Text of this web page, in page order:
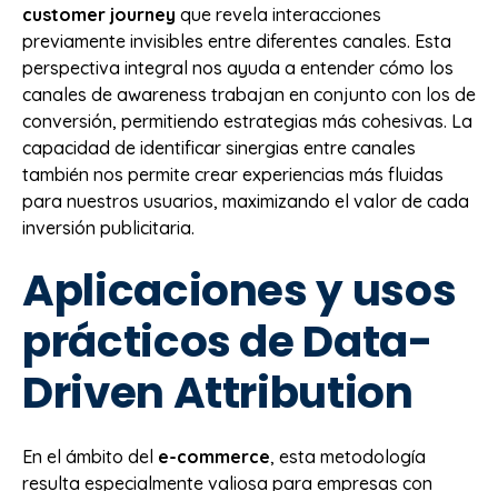
customer journey que revela interacciones
previamente invisibles entre diferentes canales. Esta
perspectiva integral nos ayuda a entender cómo los
canales de awareness trabajan en conjunto con los de
conversión, permitiendo estrategias más cohesivas. La
capacidad de identificar sinergias entre canales
también nos permite crear experiencias más fluidas
para nuestros usuarios, maximizando el valor de cada
inversión publicitaria.
Aplicaciones y usos
prácticos de Data-
Driven Attribution
En el ámbito del e-commerce, esta metodología
resulta especialmente valiosa para empresas con